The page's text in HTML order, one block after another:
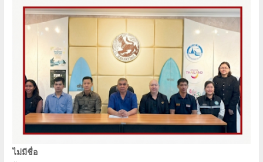
ไม่มีชื่อ